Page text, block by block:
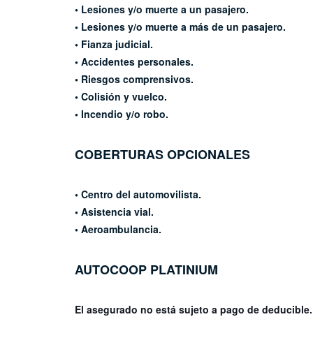
• Lesiones y/o muerte a un pasajero.
• Lesiones y/o muerte a más de un pasajero.
• Fianza judicial.
• Accidentes personales.
• Riesgos comprensivos.
• Colisión y vuelco.
• Incendio y/o robo.
COBERTURAS OPCIONALES
• Centro del automovilista.
• Asistencia vial.
• Aeroambulancia.
AUTOCOOP PLATINIUM
El asegurado no está sujeto a pago de